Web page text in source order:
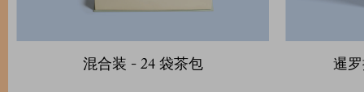
混合装 - 24 袋茶包 暹